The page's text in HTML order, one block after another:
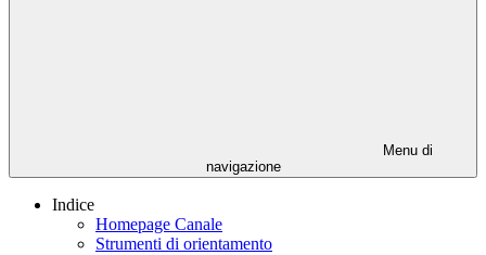
Menu di
navigazione
Indice
Homepage Canale
Strumenti di orientamento